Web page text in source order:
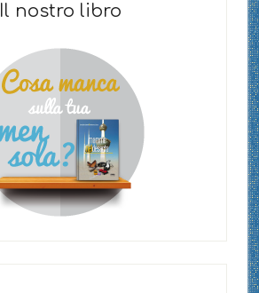
Il nostro libro